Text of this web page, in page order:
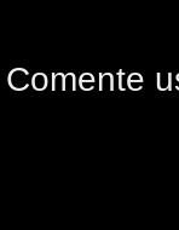
Comente